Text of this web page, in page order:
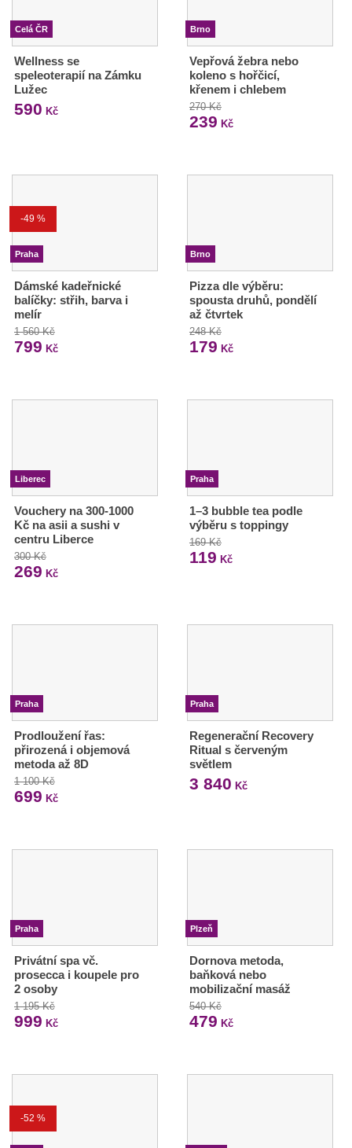
Celá ČR
Wellness se
speleoterapií na Zámku
Lužec
590 Kč
Brno
Vepřová žebra nebo
koleno s hořčicí,
křenem i chlebem
270 Kč
239 Kč
-49 %
Praha
Dámské kadeřnické
balíčky: střih, barva i
melír
1 560 Kč
799 Kč
Brno
Pizza dle výběru:
spousta druhů, pondělí
až čtvrtek
248 Kč
179 Kč
Liberec
Vouchery na 300-1000
Kč na asii a sushi v
centru Liberce
300 Kč
269 Kč
Praha
1–3 bubble tea podle
výběru s toppingy
169 Kč
119 Kč
Praha
Prodloužení řas:
přirozená i objemová
metoda až 8D
1 100 Kč
699 Kč
Praha
Regenerační Recovery
Ritual s červeným
světlem
3 840 Kč
Praha
Privátní spa vč.
prosecca i koupele pro
2 osoby
1 195 Kč
999 Kč
Plzeň
Dornova metoda,
baňková nebo
mobilizační masáž
540 Kč
479 Kč
-52 %